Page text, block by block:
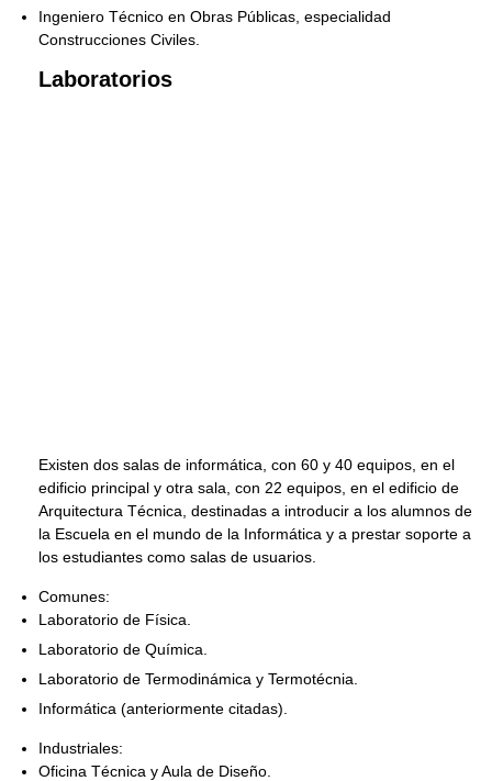
Ingeniero Técnico en Obras Públicas, especialidad
Construcciones Civiles.
Laboratorios
Existen dos salas de informática, con 60 y 40 equipos, en el
edificio principal y otra sala, con 22 equipos, en el edificio de
Arquitectura Técnica, destinadas a introducir a los alumnos de
la Escuela en el mundo de la Informática y a prestar soporte a
los estudiantes como salas de usuarios.
Comunes:
Laboratorio de Física.
Laboratorio de Química.
Laboratorio de Termodinámica y Termotécnia.
Informática (anteriormente citadas).
Industriales:
Oficina Técnica y Aula de Diseño.